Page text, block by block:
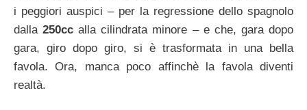
i peggiori auspici – per la regressione dello spagnolo
dalla250ccalla cilindrata minore – e che, gara dopo
gara, giro dopo giro, si è trasformata in una bella
favola. Ora, manca poco affinchè la favola diventi
realtà.